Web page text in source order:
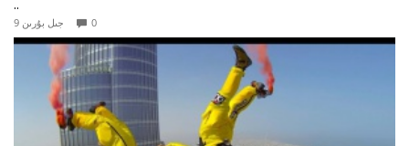
..
9 جىل بۇرىن 0